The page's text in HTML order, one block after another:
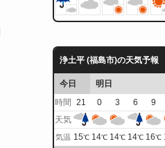
浄土平 (福島市)の天気予報
今日 明日
時間
21 0 3 6 9
天気
気温 15℃ 14℃ 14℃ 14℃ 16℃